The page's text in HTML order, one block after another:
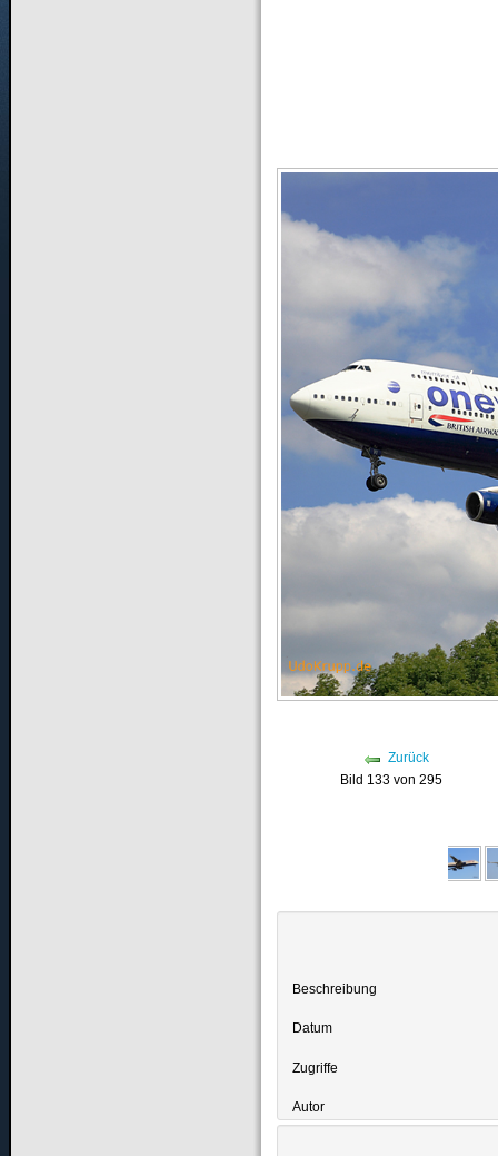
Zurück
Bild 133 von 295
Beschreibung
Datum
Zugriffe
Autor